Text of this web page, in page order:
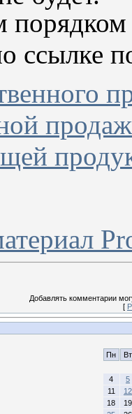
ссылке
Добавлять комментарии
[
Пн Вт
4
5
11
12
18
19